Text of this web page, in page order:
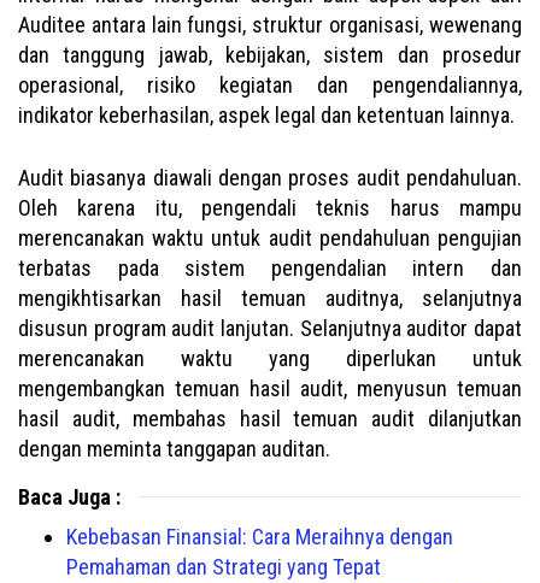
Auditee antara lain fungsi, struktur organisasi, wewenang
dan tanggung jawab, kebijakan, sistem dan prosedur
operasional, risiko kegiatan dan pengendaliannya,
indikator keberhasilan, aspek legal dan ketentuan lainnya.
Audit biasanya diawali dengan proses audit pendahuluan.
Oleh karena itu, pengendali teknis harus mampu
merencanakan waktu untuk audit pendahuluan pengujian
terbatas pada sistem pengendalian intern dan
mengikhtisarkan hasil temuan auditnya, selanjutnya
disusun program audit lanjutan. Selanjutnya auditor dapat
merencanakan waktu yang diperlukan untuk
mengembangkan temuan hasil audit, menyusun temuan
hasil audit, membahas hasil temuan audit dilanjutkan
dengan meminta tanggapan auditan.
Baca Juga :
Kebebasan Finansial: Cara Meraihnya dengan
Pemahaman dan Strategi yang Tepat